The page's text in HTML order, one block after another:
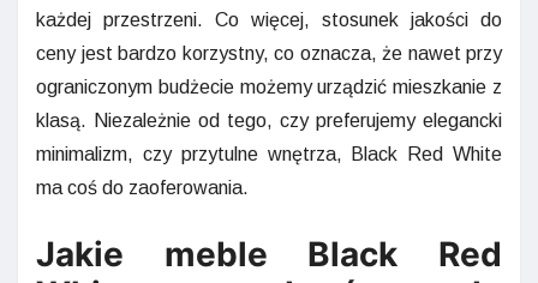
każdej przestrzeni. Co więcej, stosunek jakości do
ceny jest bardzo korzystny, co oznacza, że nawet przy
ograniczonym budżecie możemy urządzić mieszkanie z
klasą. Niezależnie od tego, czy preferujemy elegancki
minimalizm, czy przytulne wnętrza, Black Red White
ma coś do zaoferowania.
Jakie meble Black Red